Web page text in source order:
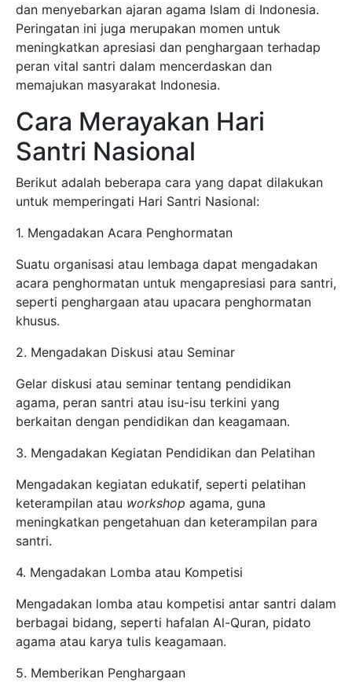
dan menyebarkan ajaran agama Islam di Indonesia.
Peringatan ini juga merupakan momen untuk
meningkatkan apresiasi dan penghargaan terhadap
peran vital santri dalam mencerdaskan dan
memajukan masyarakat Indonesia.
Cara Merayakan Hari
Santri Nasional
Berikut adalah beberapa cara yang dapat dilakukan
untuk memperingati Hari Santri Nasional:
1. Mengadakan Acara Penghormatan
Suatu organisasi atau lembaga dapat mengadakan
acara penghormatan untuk mengapresiasi para santri,
seperti penghargaan atau upacara penghormatan
khusus.
2. Mengadakan Diskusi atau Seminar
Gelar diskusi atau seminar tentang pendidikan
agama, peran santri atau isu-isu terkini yang
berkaitan dengan pendidikan dan keagamaan.
3. Mengadakan Kegiatan Pendidikan dan Pelatihan
Mengadakan kegiatan edukatif, seperti pelatihan
keterampilan atau workshop agama, guna
meningkatkan pengetahuan dan keterampilan para
santri.
4. Mengadakan Lomba atau Kompetisi
Mengadakan lomba atau kompetisi antar santri dalam
berbagai bidang, seperti hafalan Al-Quran, pidato
agama atau karya tulis keagamaan.
5. Memberikan Penghargaan